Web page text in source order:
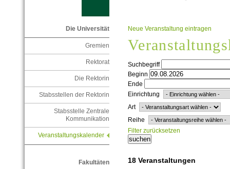
Die Universität
Gremien
Rektorat
Die Rektorin
Stabsstellen der Rektorin
Stabsstelle Zentrale
Kommunikation
Veranstaltungskalender
Fakultäten
Neue Veranstaltung eintragen
Suchbegriff
Beginn
Ende
Einrichtung
Art
Reihe
Filter zurücksetzen
18 Veranstaltungen